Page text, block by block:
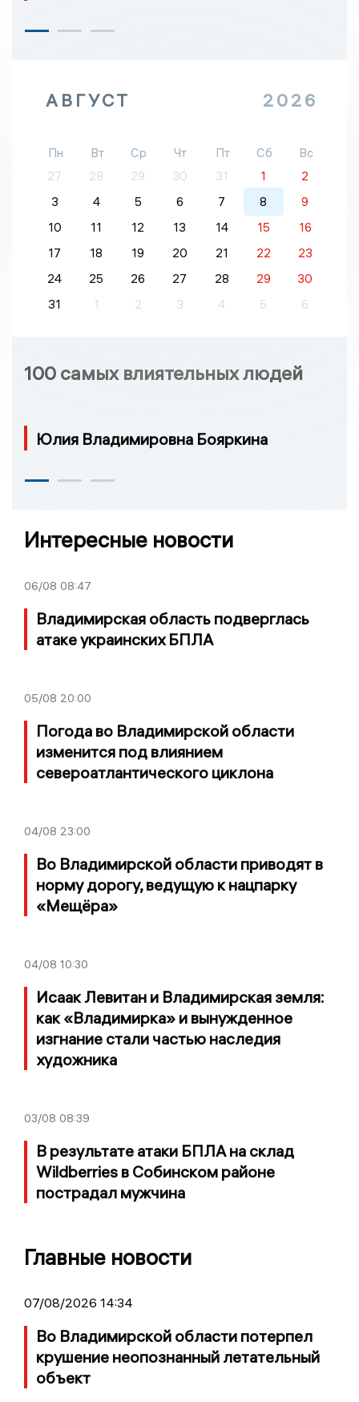
АВГУСТ 2026
Пн Вт Ср Чт Пт Сб
Вс
27
28 29 30 31 1
2
3
4 5 6 7 8
9
10
11 12 13 14 15
16
17
18 19 20 21 22
23
24
25 26 27 28 29
30
31
1 2 3 4 5 6
100 самых влиятельных людей
Юлия Владимировна Бояркина
Интересные новости
06/08 08:47
Владимирская область подверглась
атаке украинских БПЛА
05/08 20:00
Погода во Владимирской области
изменится под влиянием
североатлантического циклона
04/08 23:00
Во Владимирской области приводят в
норму дорогу, ведущую к нацпарку
«Мещёра»
04/08 10:30
Исаак Левитан и Владимирская земля:
как «Владимирка» и вынужденное
изгнание стали частью наследия
художника
03/08 08:39
В результате атаки БПЛА на склад
Wildberries в Собинском районе
пострадал мужчина
Главные новости
07/08/2026 14:34
Во Владимирской области потерпел
крушение неопознанный летательный
объект